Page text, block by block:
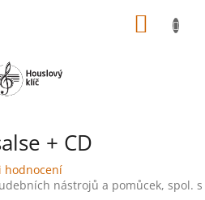
+ CD
hodnocení
nástrojů a pomůcek, spol.